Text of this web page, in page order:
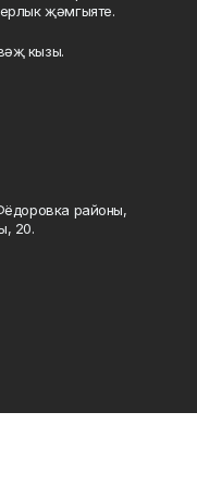
җәмгыяте.
кызы.
районы,
20.